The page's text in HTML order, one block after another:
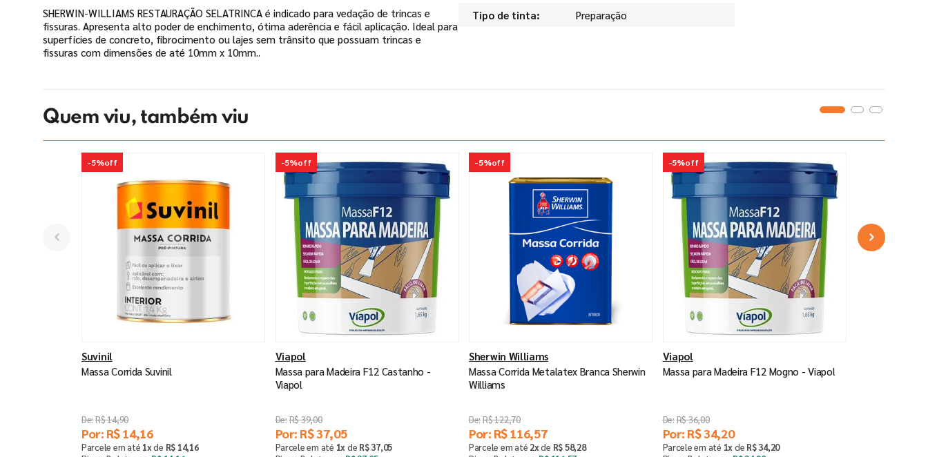
SHERWIN-WILLIAMS RESTAURAÇÃO SELATRINCA é indicado para vedação de trincas e
fissuras. Apresenta alto poder de enchimento, ótima aderência e fácil aplicação. Ideal para
superfícies de concreto, fibrocimento ou lajes sem trânsito que possuam trincas e
fissuras com dimensões de até 10mm x 10mm..
Tipo de tinta Preparação
Quem viu, também viu
-5%off
Suvinil
Massa Corrida Suvinil
R$14,90
Por: R$14,16
Parcele em até 1xde R$ 14,16
-5%off
Viapol
Massa para Madeira F12 Castanho -
Viapol
R$39,00
Por: R$37,05
Parcele em até 1xde R$ 37,05
-5%off
Sherwin Williams
Massa Corrida Metalatex Branca Sherwin
Williams
R$122,70
Por: R$116,57
Parcele em até 2xde R$58,28
-5%off
Viapol
Massa para Madeira F12 Mogno - Viapol
R$36,00
Por: R$34,20
Parcele em até 1xde R$ 34,20